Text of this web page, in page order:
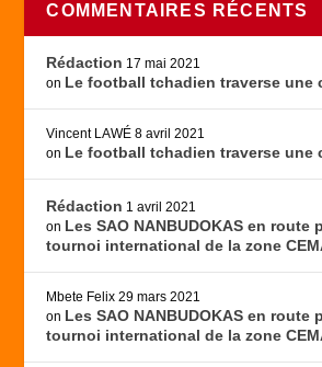
COMMENTAIRES RÉCENTS
Rédaction 17 mai 2021
on Le football tchadien traverse une
Vincent LAWÉ 8 avril 2021
on Le football tchadien traverse une
Rédaction 1 avril 2021
on Les SAO NANBUDOKAS en route
tournoi international de la zone
Mbete Felix 29 mars 2021
on Les SAO NANBUDOKAS en route
tournoi international de la zone